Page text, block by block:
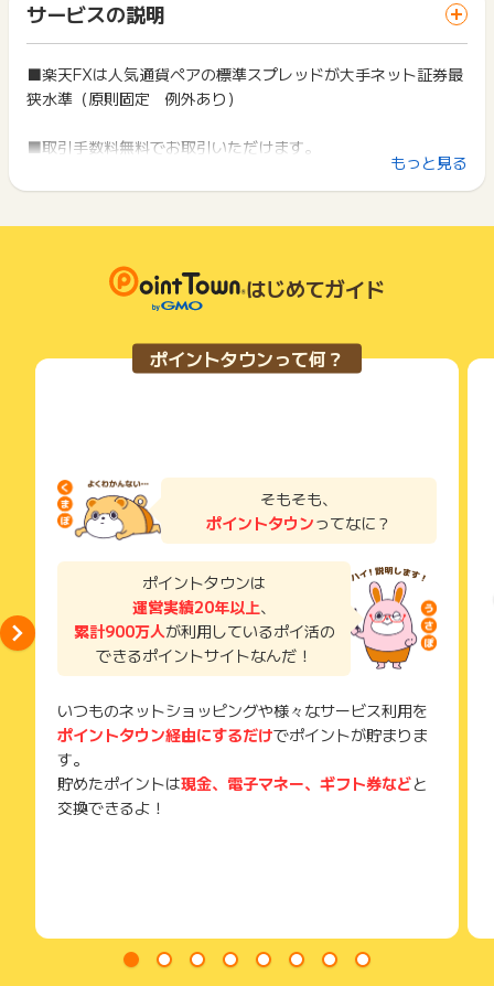
■登録項目に不備があり必要事項が未入力なデータ
■いたずら・なりすまし等の不正登録と判断できるもの、キャ
ンセル・重複データ（ユーザー情報・IPアドレス)など
■既にFX専用口座または、総合口座を保有されている方
■新規FX専用口座開設後、60日以内に1lot以上取引完了に至
※楽天証券にてiDeCo専用口座のみを現在もっている場合は「既
にFX専用口座または総合口座開設済みユーザー」には当てはま
※ポイントに関するお問い合わせは、
までお問い合わせください。ポイントについて、広告主に直接
お問い合わせをした場合、ポイント獲得対象外となる場合がご
ス・お買い物利用時で、デバイス・ブラウザが異なる場合はポ
イント獲得ができません。
2回以上同じお買い物・サービスをご利用される場合は、毎回
ポイントタウンに戻り、「 サイトへ行ってポイントGET 」ボ
下記の事項に該当する場合、広告主側で対象外とみなし、「獲
い物を複数回ご利用された場合
て一度でも同サービス・お買い物を利用されたことがある場合
ご利用前には、Cookieの削除をおこなっていただくことを推奨
サービス・お買い物利用時にお電話など2つ以上の申し込み方
法がある場合、必ずサイト上のWEBフォームからお申し込みく
了などのメールは、ポイント獲得するまで必ず保管してくださ
獲得待ち・獲得失敗の状態でお問い合わせされる際に、該当の
メールを送っていただく場合がございます。
そのため、紛失・破棄された場合は対応いたしかねますので、
ご注意ください。
(※) SafariやChromeなどwebサイトを表示するアプリのこと
一部のサービスにつきましては、1商品につき10円単位の金額
は切り捨てとなります。
ポイント獲得が1ポイント未満のものは切り捨てとなり、ポイ
ント履歴には記載されません。
原則として広告主側のポイント等を利用して支払われた金額分
につきましては、ポイントタウンのポイント獲得の対象には含
広告主が運営しているサービスの都合もしくは会員様の都合で
商品の交換や一部でもキャンセルされた場合、ポイントが無効
になる可能性もございます。
条件を達成しているかどうかは各広告主ではなく、代理店が行
っているため、広告主はポイントに関する詳細を把握しており
そのため、ポイントタウンのポイントに関するお問い合わせを
広告主様に直接行わないようお願いいたします。
サービスの説明
■楽天FXは人気通貨ペアの標準スプレッドが大手ネット証券最
狭水準（原則固定 例外あり）
■取引手数料無料でお取引いただけます。
■スマートフォンでご利用いただけるiSPEED FXやパソコン版
■～楽天FX新規口座開設プログラム実施中～FX口座開設＋お取
引でキャッシュバック！
もっと見る
はじめてガイド
ポイントタウンって何？
そもそも、
ポイントタウンってなに？
ポイントタウンは
運営実績20年以上、
累計900万人が利用しているポイ活の
できるポイントサイトなんだ！
いつものネットショッピングや様々なサービス利用を
ポイントタウン経由にするだけでポイントが貯まりま
す。
貯めたポイントは現金、電子マネー、ギフト券などと
交換できるよ！